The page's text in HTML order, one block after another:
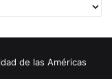
de las Américas